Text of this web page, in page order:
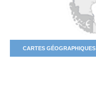
CARTES GÉOGRAPHIQUES